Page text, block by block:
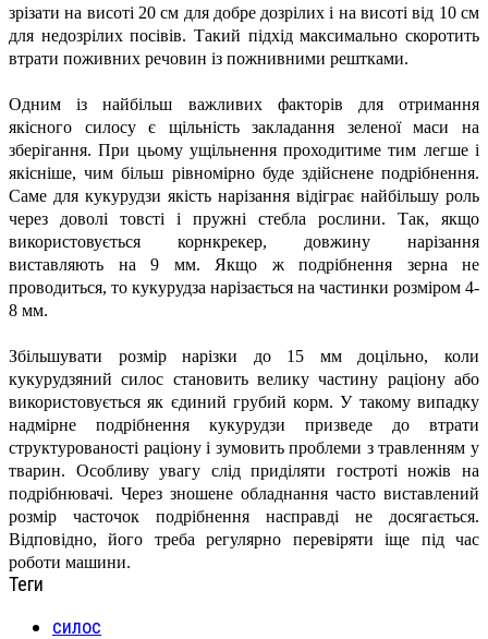
зрізати на висоті 20 см для добре дозрілих і на висоті від 10 см
для недозрілих посівів. Такий підхід максимально скоротить
втрати поживних речовин із пожнивними рештками.
Одним із найбільш важливих факторів для отримання
якісного силосу є щільність закладання зеленої маси на
зберігання. При цьому ущільнення проходитиме тим легше і
якісніше, чим більш рівномірно буде здійснене подрібнення.
Саме для кукурудзи якість нарізання відіграє найбільшу роль
через доволі товсті і пружні стебла рослини. Так, якщо
використовується корнкрекер, довжину нарізання
виставляють на 9 мм. Якщо ж подрібнення зерна не
проводиться, то кукурудза нарізається на частинки розміром 4-
8 мм.
Збільшувати розмір нарізки до 15 мм доцільно, коли
кукурудзяний силос становить велику частину раціону або
використовується як єдиний грубий корм. У такому випадку
надмірне подрібнення кукурудзи призведе до втрати
структурованості раціону і зумовить проблеми з травленням у
тварин. Особливу увагу слід приділяти гостроті ножів на
подрібнювачі. Через зношене обладнання часто виставлений
розмір часточок подрібнення насправді не досягається.
Відповідно, його треба регулярно перевіряти іще під час
роботи машини.
Теги
силос